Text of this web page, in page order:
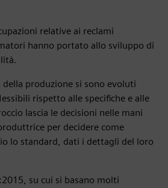
relative ai reclami
hanno portato allo sviluppo di
produzione si sono evoluti
rispetto alle specifiche e alle
lascia le decisioni nelle mani
per decidere come
lo standard, dati i dettagli del loro
su cui si basano molti